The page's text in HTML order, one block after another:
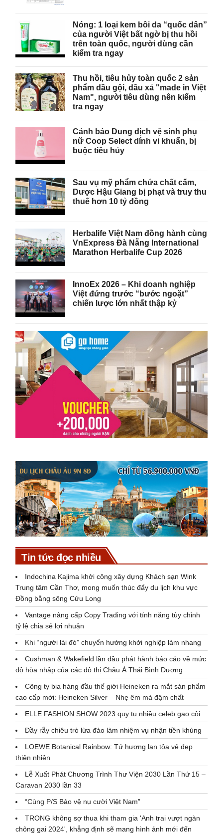
Nóng: 1 loại kem bôi da “quốc dân”
của người Việt bất ngờ bị thu hồi
trên toàn quốc, người dùng cần
kiểm tra ngay
Thu hồi, tiêu hủy toàn quốc 2 sản
phẩm dầu gội, dầu xả "made in Việt
Nam", người tiêu dùng nên kiểm
tra ngay
Cảnh báo Dung dịch vệ sinh phụ
nữ Coop Select dính vi khuẩn, bị
buộc tiêu hủy
Sau vụ mỹ phẩm chứa chất cấm,
Dược Hậu Giang bị phạt và truy thu
thuế hơn 10 tỷ đồng
Herbalife Việt Nam đồng hành cùng
VnExpress Đà Nẵng International
Marathon Herbalife Cup 2026
InnoEx 2026 – Khi doanh nghiệp
Việt đứng trước “bước ngoặt”
chiến lược lớn nhất thập kỷ
Tin tức đọc nhiều
Indochina Kajima khởi công xây dựng Khách sạn Wink
Trung tâm Cần Thơ, mong muốn thúc đẩy du lịch khu vực
Đồng bằng sông Cửu Long
Vantage nâng cấp Copy Trading với tính năng tùy chỉnh
tỷ lệ chia sẻ lợi nhuận
Khi “người lái đò” chuyển hướng khởi nghiệp làm nhang
Cushman & Wakefield lần đầu phát hành báo cáo về mức
độ hòa nhập của các đô thị Châu Á Thái Bình Dương
Công ty bia hàng đầu thế giới Heineken ra mắt sản phẩm
cao cấp mới: Heineken Silver – Nhẹ êm mà đậm chất
ELLE FASHION SHOW 2023 quy tụ nhiều celeb gạo cội
Đầy rẫy chiêu trò lừa đảo làm nhiệm vụ nhận tiền khủng
LOEWE Botanical Rainbow: Tứ hương lan tỏa vẻ đẹp
thiên nhiên
Lễ Xuất Phát Chương Trình Thư Viện 2030 Lần Thứ 15 –
Caravan 2030 lần 33
“Cùng P/S Bảo vệ nụ cười Việt Nam”
TRONG không sợ thua khi tham gia 'Anh trai vượt ngàn
chông gai 2024', khẳng định sẽ mang hình ảnh mới đến